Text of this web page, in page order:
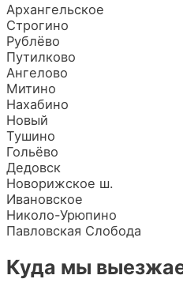
Архангельское
Строгино
Рублёво
Путилково
Ангелово
Митино
Нахабино
Новый
Тушино
Гольёво
Дедовск
Новорижское ш.
Ивановское
Николо-Урюпино
Павловская Слобода
Куда мы